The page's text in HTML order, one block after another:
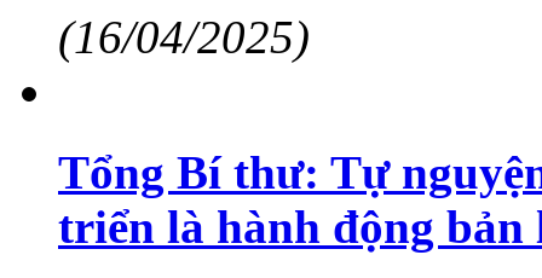
(16/04/2025)
Tổng Bí thư: Tự
triển là hành động